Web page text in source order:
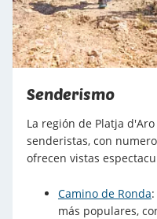
Senderismo
La región de Platja
senderistas, con
ofrecen vistas
Camino de Ronda
más populares,